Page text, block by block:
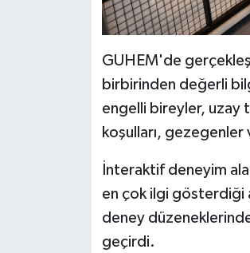
GUHEM'de
birbirinden değerli
engelli bireyler, uzay
koşulları,
İnteraktif deneyim
en çok ilgi gösterdiği
deney
geçirdi.